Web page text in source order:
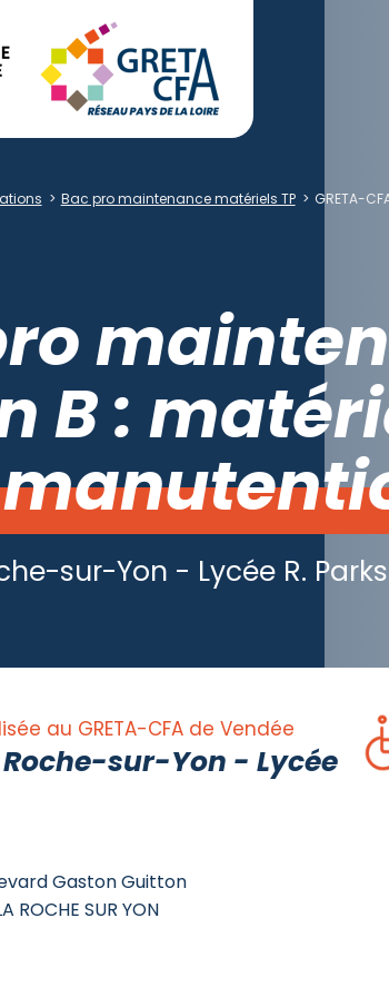
> Bac pro maintenance matériels TP > GRETA-
B :
sur-Yon - Lycée R. Parks
au GRETA-CFA de Vendée
Roche-sur-Yon - Lycée
Gaston Guitton
ROCHE SUR YON